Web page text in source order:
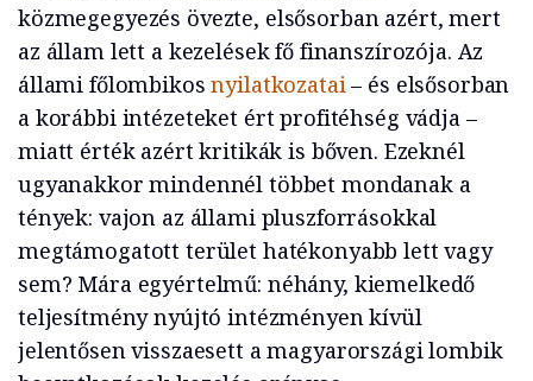
közmegegyezés övezte, elsősorban azért, mert
az állam lett a kezelések fő finanszírozója. Az
állami főlombikosnyilatkozatai – és elsősorban
a korábbi intézeteket ért profitéhség vádja –
miatt érték azért kritikák is bőven. Ezeknél
ugyanakkor mindennél többet mondanak a
tények: vajon az állami pluszforrásokkal
megtámogatott terület hatékonyabb lett vagy
sem? Mára egyértelmű: néhány, kiemelkedő
teljesítmény nyújtó intézményen kívül
jelentősen visszaesett a magyarországi lombik